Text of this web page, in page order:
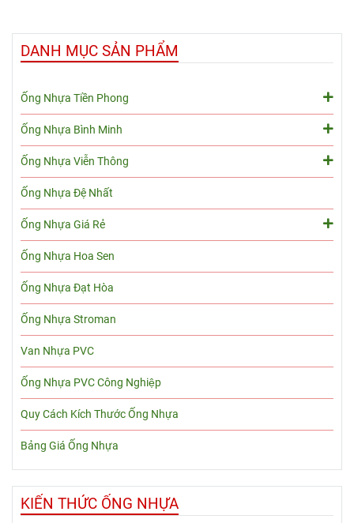
DANH MỤC SẢN PHẨM
Ống Nhựa Tiền Phong
Ống Nhựa Bình Minh
Ống Nhựa Viễn Thông
Ống Nhựa Đệ Nhất
Ống Nhựa Giá Rẻ
Ống Nhựa Hoa Sen
Ống Nhựa Đạt Hòa
Ống Nhựa Stroman
Van Nhựa PVC
Ống Nhựa PVC Công Nghiệp
Quy Cách Kích Thước Ống Nhựa
Bảng Giá Ống Nhựa
KIẾN THỨC ỐNG NHỰA